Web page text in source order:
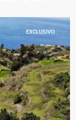
EXCLUSIVO